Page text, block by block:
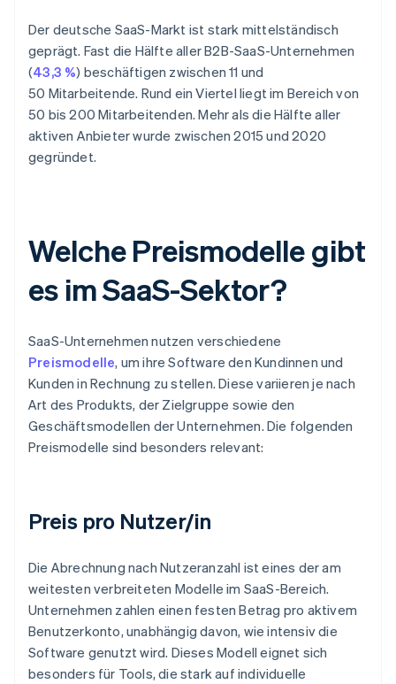
Der deutsche SaaS-Markt ist stark mittelständisch
geprägt. Fast die Hälfte aller B2B-SaaS-Unternehmen
(43,3 %) beschäftigen zwischen 11 und
50 Mitarbeitende. Rund ein Viertel liegt im Bereich von
50 bis 200 Mitarbeitenden. Mehr als die Hälfte aller
aktiven Anbieter wurde zwischen 2015 und 2020
gegründet.
Welche Preismodelle gibt
es im SaaS-Sektor?
SaaS-Unternehmen nutzen verschiedene
Preismodelle, um ihre Software den Kundinnen und
Kunden in Rechnung zu stellen. Diese variieren je nach
Art des Produkts, der Zielgruppe sowie den
Geschäftsmodellen der Unternehmen. Die folgenden
Preismodelle sind besonders relevant:
Preis pro Nutzer/in
Die Abrechnung nach Nutzeranzahl ist eines der am
weitesten verbreiteten Modelle im SaaS-Bereich.
Unternehmen zahlen einen festen Betrag pro aktivem
Benutzerkonto, unabhängig davon, wie intensiv die
Software genutzt wird. Dieses Modell eignet sich
besonders für Tools, die stark auf individuelle